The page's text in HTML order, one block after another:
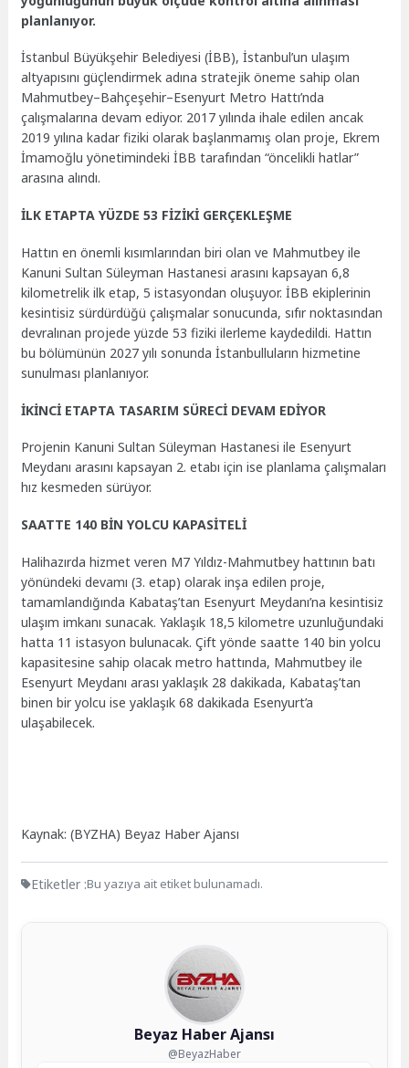
planlanıyor.
İstanbul Büyükşehir Belediyesi (İBB), İstanbul’un ulaşım
altyapısını güçlendirmek adına stratejik öneme sahip olan
Mahmutbey–Bahçeşehir–Esenyurt Metro Hattı’nda
çalışmalarına devam ediyor. 2017 yılında ihale edilen ancak
2019 yılına kadar fiziki olarak başlanmamış olan proje, Ekrem
İmamoğlu yönetimindeki İBB tarafından “öncelikli hatlar”
arasına alındı.
İLK ETAPTA YÜZDE 53 FİZİKİ GERÇEKLEŞME
Hattın en önemli kısımlarından biri olan ve Mahmutbey ile
Kanuni Sultan Süleyman Hastanesi arasını kapsayan 6,8
kilometrelik ilk etap, 5 istasyondan oluşuyor. İBB ekiplerinin
kesintisiz sürdürdüğü çalışmalar sonucunda, sıfır noktasından
devralınan projede yüzde 53 fiziki ilerleme kaydedildi. Hattın
bu bölümünün 2027 yılı sonunda İstanbulluların hizmetine
sunulması planlanıyor.
İKİNCİ ETAPTA TASARIM SÜRECİ DEVAM EDİYOR
Projenin Kanuni Sultan Süleyman Hastanesi ile Esenyurt
Meydanı arasını kapsayan 2. etabı için ise planlama çalışmaları
hız kesmeden sürüyor.
SAATTE 140 BİN YOLCU KAPASİTELİ
Halihazırda hizmet veren M7 Yıldız-Mahmutbey hattının batı
yönündeki devamı (3. etap) olarak inşa edilen proje,
tamamlandığında Kabataş’tan Esenyurt Meydanı’na kesintisiz
ulaşım imkanı sunacak. Yaklaşık 18,5 kilometre uzunluğundaki
hatta 11 istasyon bulunacak. Çift yönde saatte 140 bin yolcu
kapasitesine sahip olacak metro hattında, Mahmutbey ile
Esenyurt Meydanı arası yaklaşık 28 dakikada, Kabataş’tan
binen bir yolcu ise yaklaşık 68 dakikada Esenyurt’a
ulaşabilecek.
Kaynak: (BYZHA) Beyaz Haber Ajansı
Etiketler :Bu yazıya ait etiket bulunamadı.
Beyaz Haber Ajansı
@BeyazHaber